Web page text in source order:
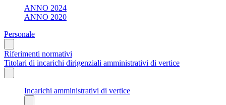
ANNO 2024
ANNO 2020
Personale
Riferimenti normativi
Titolari di incarichi dirigenziali amministrativi di vertice
Incarichi amministrativi di vertice